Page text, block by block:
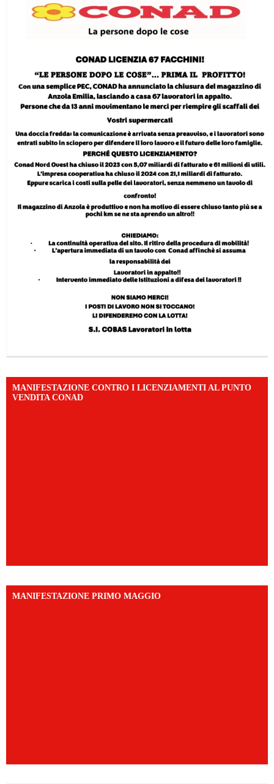
MANIFESTAZIONE CONTRO I LICENZIAMENTI AL PUNTO
VENDITA CONAD
MANIFESTAZIONE PRIMO MAGGIO